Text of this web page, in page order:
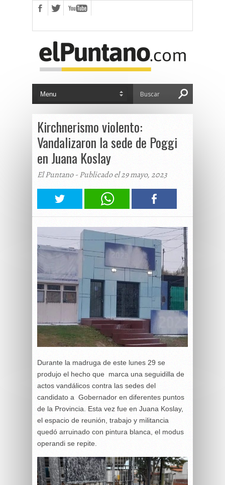
Kirchnerismo violento:
Vandalizaron la sede de Poggi
en Juana Koslay
El Puntano - Publicado el 29 mayo, 2023
Durante la madruga de este lunes 29 se
produjo el hecho que marca una seguidilla de
actos vandálicos contra las sedes del
candidato a Gobernador en diferentes puntos
de la Provincia. Esta vez fue en Juana Koslay,
el espacio de reunión, trabajo y militancia
quedó arruinado con pintura blanca, el modus
operandi se repite.